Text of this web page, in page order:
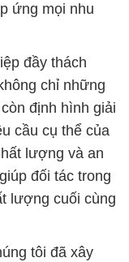
ứng mọi nhu
đầy thách
chỉ những
định hình giải
cầu cụ thể của
lượng và an
đối tác trong
lượng cuối cùng
tôi đã xây